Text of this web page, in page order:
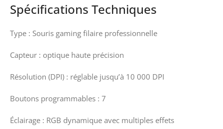
Spécifications Techniques
Type : Souris gaming filaire professionnelle
Capteur : optique haute précision
Résolution (DPI) : réglable jusqu’à 10 000 DPI
Boutons programmables : 7
Éclairage : RGB dynamique avec multiples effets